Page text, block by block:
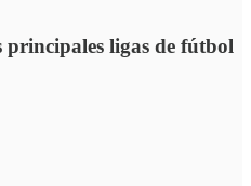
principales ligas de fútbol